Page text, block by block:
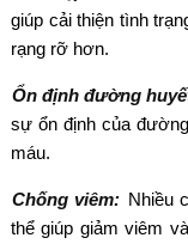
giúp cải thiện tình
rạng rỡ hơn.
Ổn định đường
sự ổn định của
máu.
Chống viêm: Nhiều
thể giúp giảm viêm